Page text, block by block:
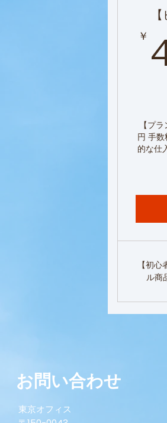
￥
【プ
円 手
的な仕
【初
ル商
お問い合わせ
東京オフィス